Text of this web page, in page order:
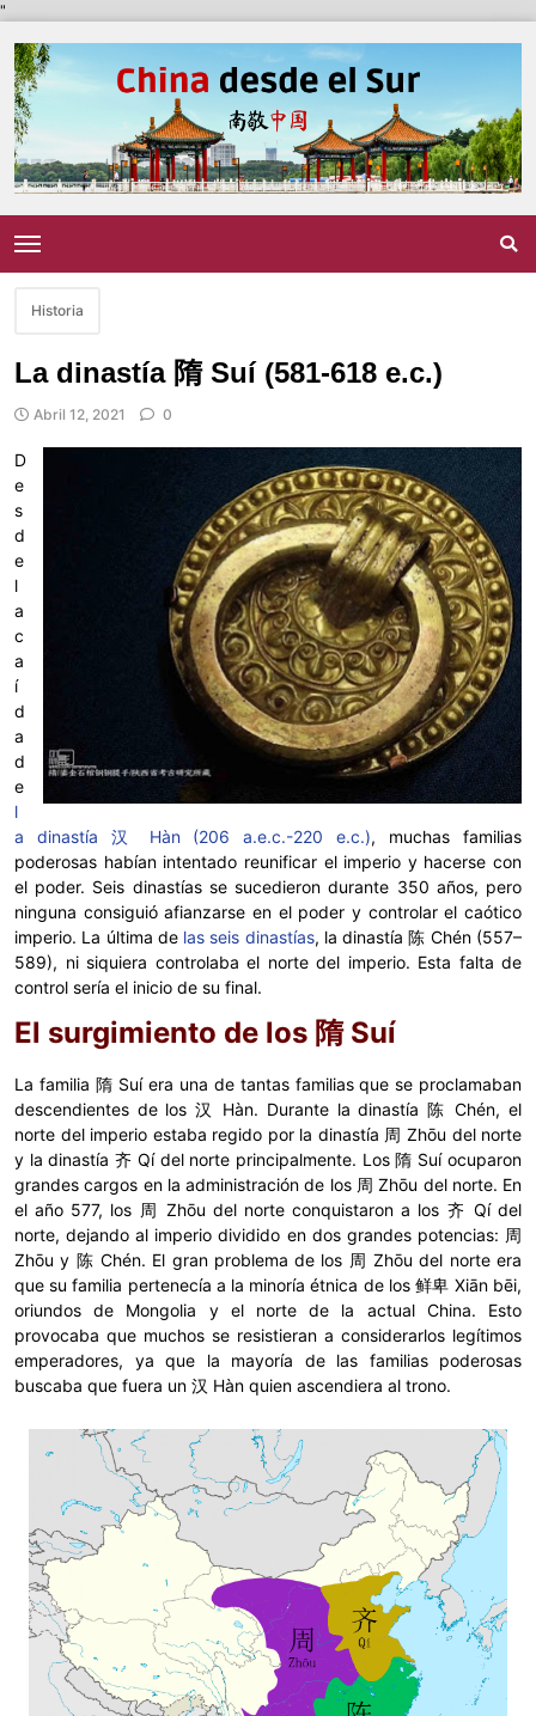
"
Historia
La dinastía 隋 Suí (581-618 e.c.)
Abril 12, 2021 0
D
e
s
d
e
l
a
c
a
í
d
a
d
e
l
a dinastía 汉 Hàn (206 a.e.c.-220 e.c.), muchas familias
poderosas habían intentado reunificar el imperio y hacerse con
el poder. Seis dinastías se sucedieron durante 350 años, pero
ninguna consiguió afianzarse en el poder y controlar el caótico
imperio. La última de las seis dinastías, la dinastía 陈 Chén (557–
589), ni siquiera controlaba el norte del imperio. Esta falta de
control sería el inicio de su final.
El surgimiento de los 隋 Suí
La familia 隋 Suí era una de tantas familias que se proclamaban
descendientes de los 汉 Hàn. Durante la dinastía 陈 Chén, el
norte del imperio estaba regido por la dinastía 周 Zhōu del norte
y la dinastía 齐 Qí del norte principalmente. Los 隋 Suí ocuparon
grandes cargos en la administración de los 周 Zhōu del norte. En
el año 577, los 周 Zhōu del norte conquistaron a los 齐 Qí del
norte, dejando al imperio dividido en dos grandes potencias: 周
Zhōu y 陈 Chén. El gran problema de los 周 Zhōu del norte era
que su familia pertenecía a la minoría étnica de los 鲜卑 Xiān bēi,
oriundos de Mongolia y el norte de la actual China. Esto
provocaba que muchos se resistieran a considerarlos legítimos
emperadores, ya que la mayoría de las familias poderosas
buscaba que fuera un 汉 Hàn quien ascendiera al trono.